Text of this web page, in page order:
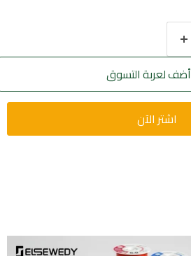
أضف لعربة التسوق
اشتر الآن